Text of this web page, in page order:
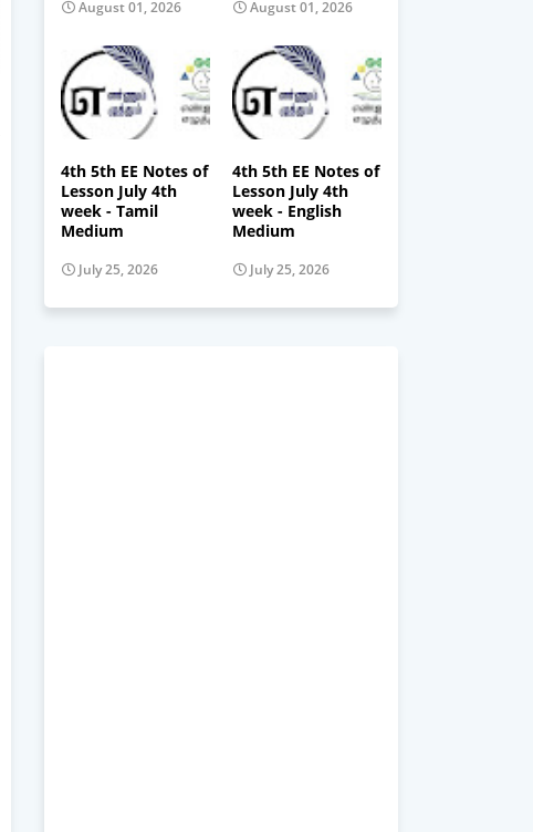
August 01, 2026 August 01, 2026
4th 5th EE Notes of
Lesson July 4th
week - Tamil
Medium
July 25, 2026
4th 5th EE Notes of
Lesson July 4th
week - English
Medium
July 25, 2026